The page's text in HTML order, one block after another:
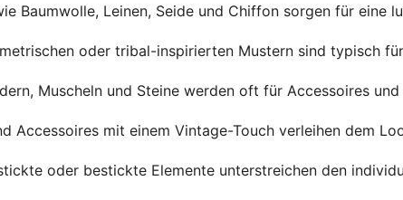
Baumwolle, Leinen, Seide und Chiffon sorgen für eine
oder tribal-inspirierten Mustern sind typisch
Muscheln und Steine werden oft für Accessoires und
Accessoires mit einem Vintage-Touch verleihen dem
oder bestickte Elemente unterstreichen den